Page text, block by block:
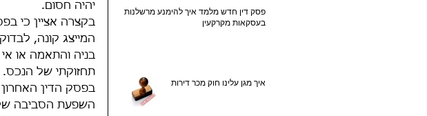
יהיה חסום.
בקצרה אציין כי
המייצג קונה,
בניה והתאמה או
תחזוקתי של הנכס.
בפסק הדין האחרון
השפעת הסביבה
פסק דין חדש מלמד איך להימנע מרשלנות
בעסקאות מקרקעין
איך מגן עלינו חוק מכר דירות